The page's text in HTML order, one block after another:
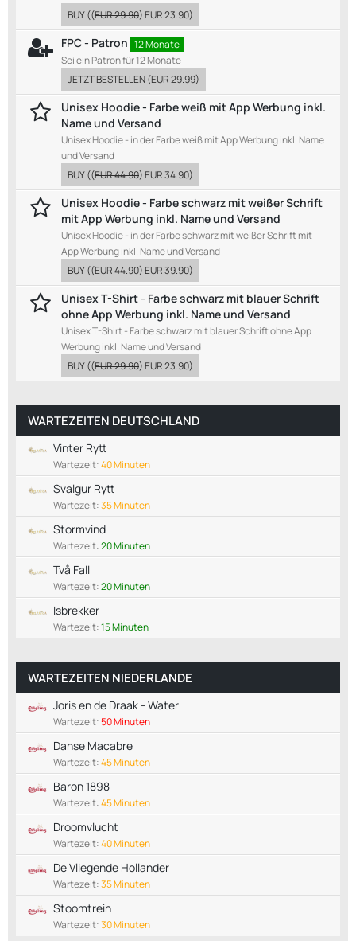
BUY((EUR 29.90)EUR 23.90)
FPC - Patron 12 Monate
Sei ein Patron für 12 Monate
JETZT BESTELLEN(EUR 29.99)
Unisex Hoodie - Farbe weiß mit App Werbung inkl.
Name und Versand
Unisex Hoodie - in der Farbe weiß mit App Werbung inkl. Name
und Versand
BUY((EUR 44.90)EUR 34.90)
Unisex Hoodie - Farbe schwarz mit weißer Schrift
mit App Werbung inkl. Name und Versand
Unisex Hoodie - in der Farbe schwarz mit weißer Schrift mit
App Werbung inkl. Name und Versand
BUY((EUR 44.90)EUR 39.90)
Unisex T-Shirt - Farbe schwarz mit blauer Schrift
ohne App Werbung inkl. Name und Versand
Unisex T-Shirt - Farbe schwarz mit blauer Schrift ohne App
Werbung inkl. Name und Versand
BUY((EUR 29.90)EUR 23.90)
WARTEZEITEN DEUTSCHLAND
Vinter Rytt
Wartezeit:40 Minuten
Svalgur Rytt
Wartezeit:35 Minuten
Stormvind
Wartezeit:20 Minuten
Två Fall
Wartezeit:20 Minuten
Isbrekker
Wartezeit:15 Minuten
WARTEZEITEN NIEDERLANDE
Joris en de Draak - Water
Wartezeit:50 Minuten
Danse Macabre
Wartezeit:45 Minuten
Baron 1898
Wartezeit:45 Minuten
Droomvlucht
Wartezeit:40 Minuten
De Vliegende Hollander
Wartezeit:35 Minuten
Stoomtrein
Wartezeit:30 Minuten